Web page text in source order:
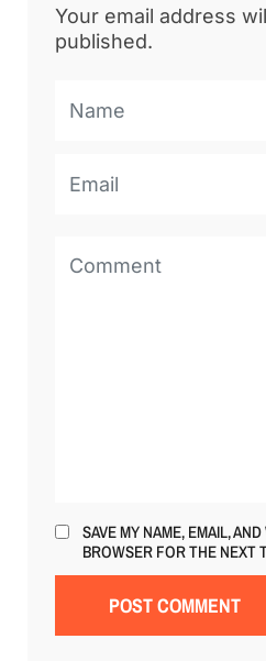
Your email address
published.
SAVE MY NAME, EMAIL,
BROWSER FOR THE NEXT